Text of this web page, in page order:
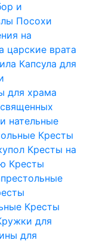
и
Посохи
на
царские врата
Капсула для
для храма
нательные
Кресты
Кресты на
Кресты
Кресты
для
для